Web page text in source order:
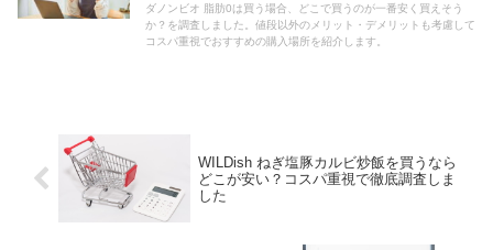
ダノンビオ 脂肪0は買う場合、どこで買うのが一番安く買えそう
か？を調査しました。値段以外のメリット・デメリットも考慮して
コスパ重視でおすすめの購入場所を紹介します。
WILDish ねぎ塩豚カルビ炒飯を買うなら
どこが安い？コスパ重視で徹底調査しま
した